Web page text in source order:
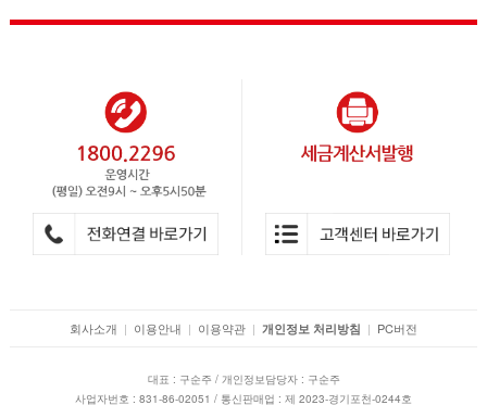
회사소개 | 이용안내 | 이용약관 | 개인정보 처리방침 | PC버전
대표 : 구순주 / 개인정보담당자 : 구순주
사업자번호 : 831-86-02051 / 통신판매업 : 제 2023-경기포천-0244호